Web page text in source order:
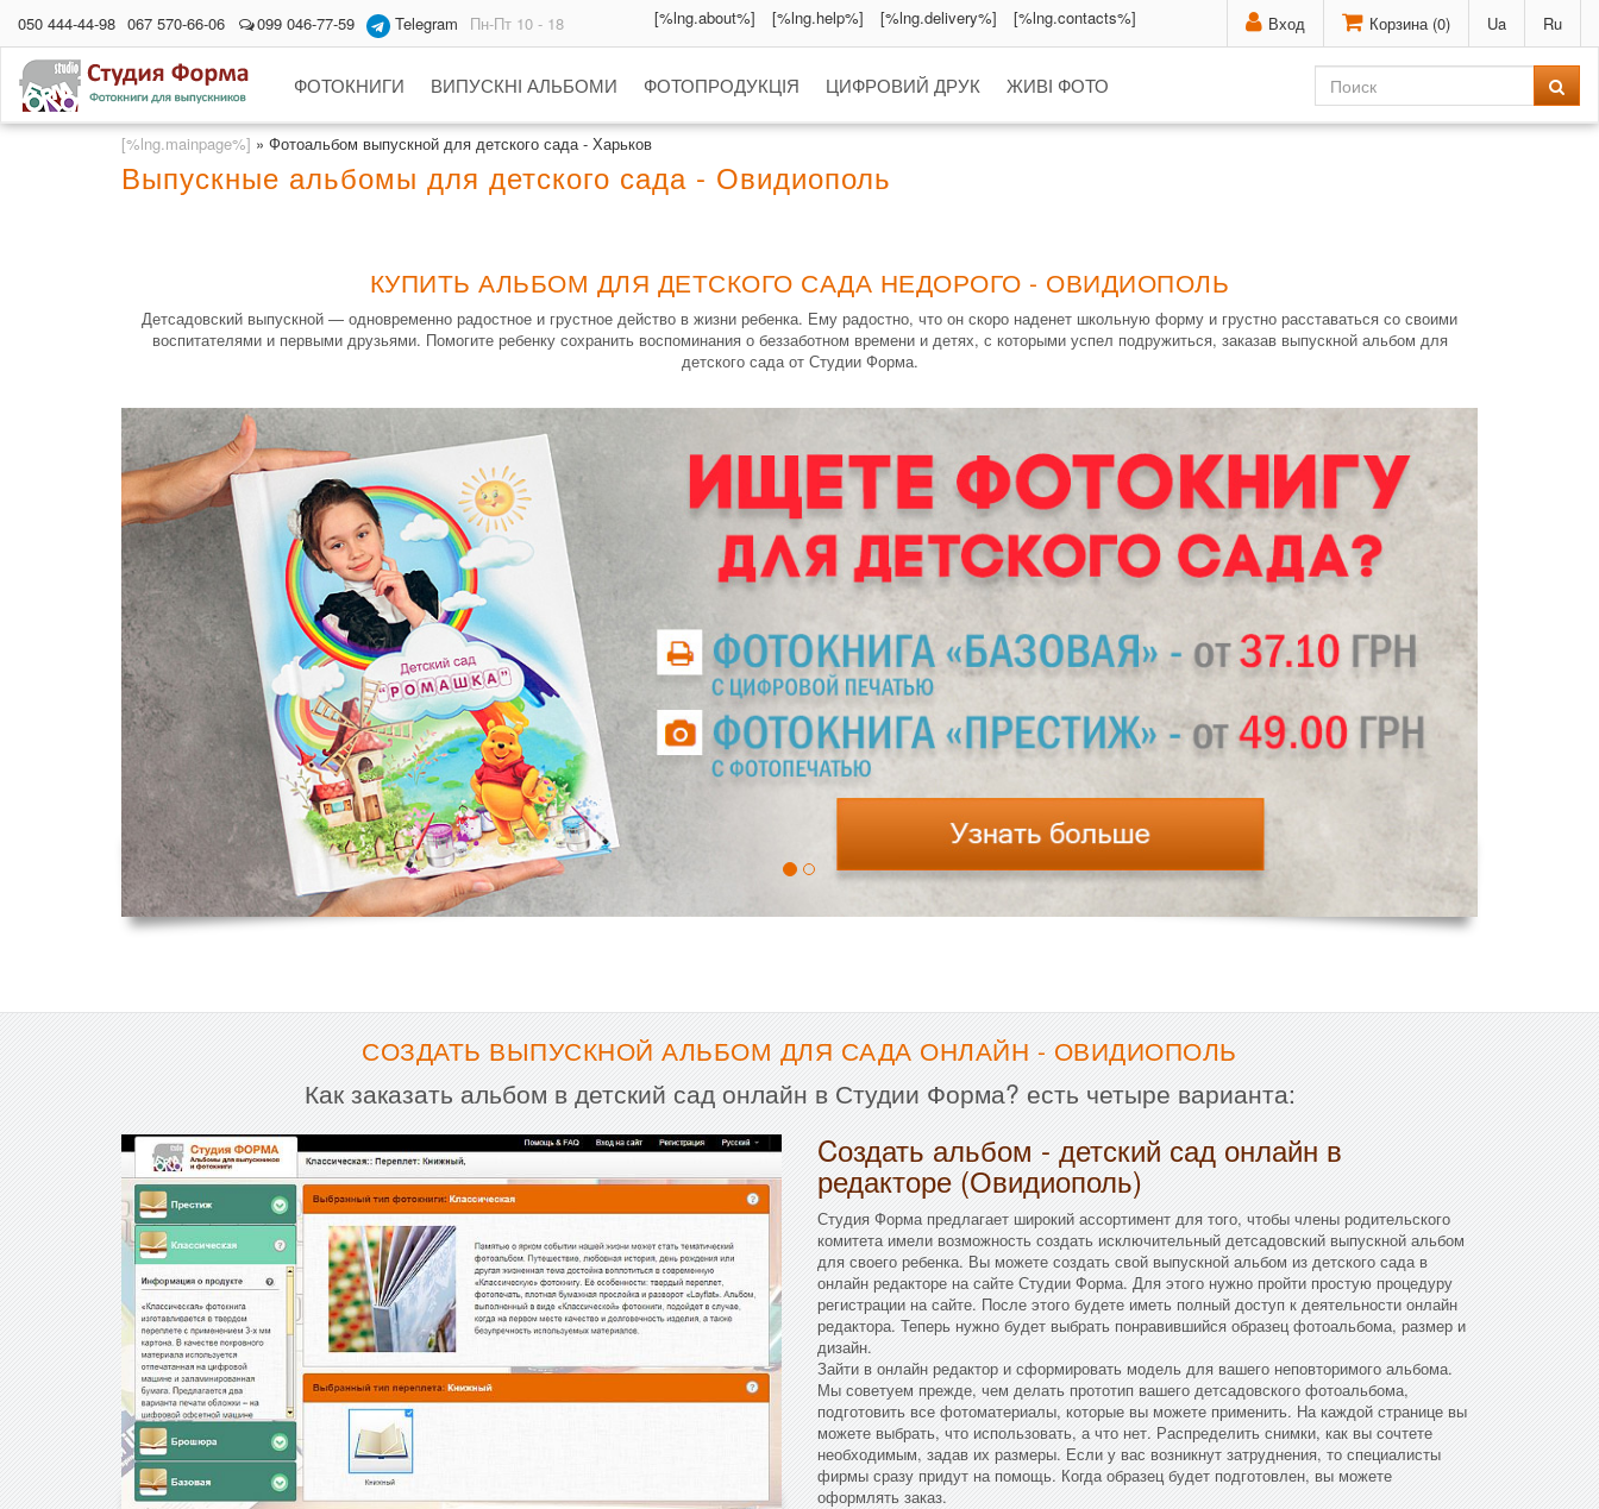
Вход Корзина (0) Ua Ru
050 444-44-98 067 570-66-06 099 046-77-59 Telegram Пн-Пт 10 - 18 [%lng.about%] [%lng.help%] [%lng.delivery%] [%lng.contacts%]
ФОТОКНИГИ ВИПУСКНІ АЛЬБОМИ ФОТОПРОДУКЦІЯ ЦИФРОВИЙ ДРУК ЖИВІ ФОТО
[%lng.mainpage%] » Фотоальбом выпускной для детского сада - Харьков
Выпускные альбомы для детского сада - Овидиополь
КУПИТЬ АЛЬБОМ ДЛЯ ДЕТСКОГО САДА НЕДОРОГО - ОВИДИОПОЛЬ
Детсадовский выпускной — одновременно радостное и грустное действо в жизни ребенка. Ему радостно, что он скоро наденет школьную форму и грустно расставаться со своими
воспитателями и первыми друзьями. Помогите ребенку сохранить воспоминания о беззаботном времени и детях, с которыми успел подружиться, заказав выпускной альбом для
детского сада от Студии Форма.
СОЗДАТЬ ВЫПУСКНОЙ АЛЬБОМ ДЛЯ САДА ОНЛАЙН - ОВИДИОПОЛЬ
Как заказать альбом в детский сад онлайн в Студии Форма? есть четыре варианта:
Cоздать альбом - детский сад онлайн в
редакторе (Овидиополь)
Студия Форма предлагает широкий ассортимент для того, чтобы члены родительского
комитета имели возможность создать исключительный детсадовский выпускной альбом
для своего ребенка. Вы можете создать свой выпускной альбом из детского сада в
онлайн редакторе на сайте Студии Форма. Для этого нужно пройти простую процедуру
регистрации на сайте. После этого будете иметь полный доступ к деятельности онлайн
редактора. Теперь нужно будет выбрать понравившийся образец фотоальбома, размер и
дизайн.
Зайти в онлайн редактор и сформировать модель для вашего неповторимого альбома.
Мы советуем прежде, чем делать прототип вашего детсадовского фотоальбома,
подготовить все фотоматериалы, которые вы можете применить. На каждой странице вы
можете выбрать, что использовать, а что нет. Распределить снимки, как вы сочтете
необходимым, задав их размеры. Если у вас возникнут затруднения, то специалисты
фирмы сразу придут на помощь. Когда образец будет подготовлен, вы можете
оформлять заказ.